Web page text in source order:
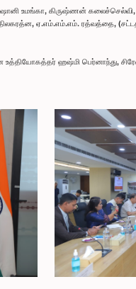
உமங்கா, கிருஷ்ணன் கலைச்செல்வி,
ஏ.எம்.எம்.எம். ரத்வத்தை,
ஹஷ்மி பெர்னாந்து,